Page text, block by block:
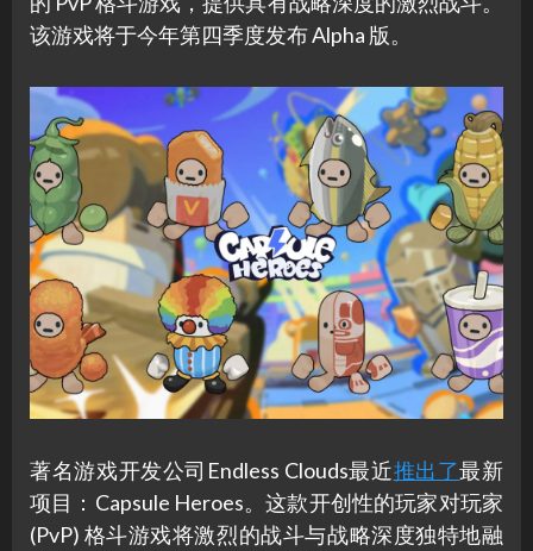
该游戏将于今年第四季度发布 Alpha 版。
著名游戏开发公司Endless Clouds最近推出了最新
项目：Capsule Heroes。这款开创性的玩家对玩家
(PvP) 格斗游戏将激烈的战斗与战略深度独特地融